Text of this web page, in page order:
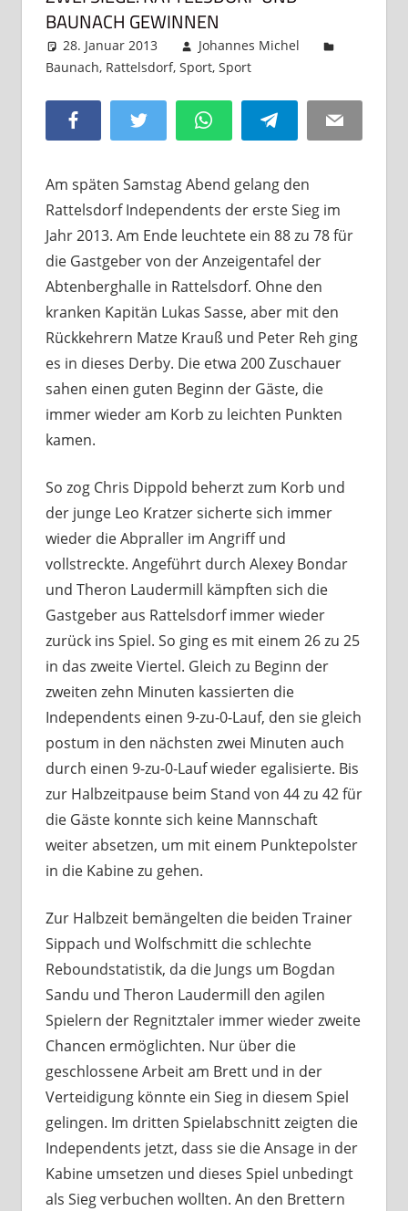
BAUNACH GEWINNEN
28. Januar 2013
Johannes Michel
Baunach, Rattelsdorf, Sport, Sport
Facebook Twitter WhatsAppTelegram Email
Am späten Samstag Abend gelang den
Rattelsdorf Independents der erste Sieg im
Jahr 2013. Am Ende leuchtete ein 88 zu 78 für
die Gastgeber von der Anzeigentafel der
Abtenberghalle in Rattelsdorf. Ohne den
kranken Kapitän Lukas Sasse, aber mit den
Rückkehrern Matze Krauß und Peter Reh ging
es in dieses Derby. Die etwa 200 Zuschauer
sahen einen guten Beginn der Gäste, die
immer wieder am Korb zu leichten Punkten
kamen.
So zog Chris Dippold beherzt zum Korb und
der junge Leo Kratzer sicherte sich immer
wieder die Abpraller im Angriff und
vollstreckte. Angeführt durch Alexey Bondar
und Theron Laudermill kämpften sich die
Gastgeber aus Rattelsdorf immer wieder
zurück ins Spiel. So ging es mit einem 26 zu 25
in das zweite Viertel. Gleich zu Beginn der
zweiten zehn Minuten kassierten die
Independents einen 9-zu-0-Lauf, den sie gleich
postum in den nächsten zwei Minuten auch
durch einen 9-zu-0-Lauf wieder egalisierte. Bis
zur Halbzeitpause beim Stand von 44 zu 42 für
die Gäste konnte sich keine Mannschaft
weiter absetzen, um mit einem Punktepolster
in die Kabine zu gehen.
Zur Halbzeit bemängelten die beiden Trainer
Sippach und Wolfschmitt die schlechte
Reboundstatistik, da die Jungs um Bogdan
Sandu und Theron Laudermill den agilen
Spielern der Regnitztaler immer wieder zweite
Chancen ermöglichten. Nur über die
geschlossene Arbeit am Brett und in der
Verteidigung könnte ein Sieg in diesem Spiel
gelingen. Im dritten Spielabschnitt zeigten die
Independents jetzt, dass sie die Ansage in der
Kabine umsetzen und dieses Spiel unbedingt
als Sieg verbuchen wollten. An den Brettern